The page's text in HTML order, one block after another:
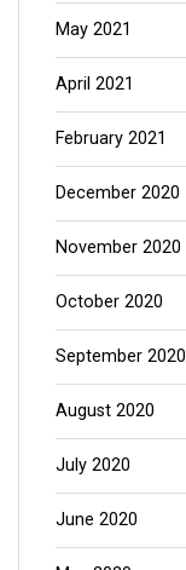
May 2021
April 2021
February 2021
December 2020
November 2020
October 2020
September 2020
August 2020
July 2020
June 2020